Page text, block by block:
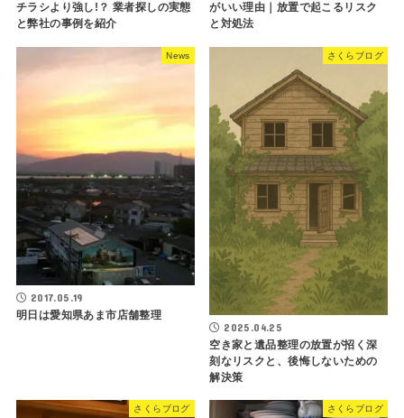
チラシより強し!？ 業者探しの実態
と弊社の事例を紹介
がいい理由｜放置で起こるリスク
と対処法
News
2017.05.19
明日は愛知県あま市店舗整理
さくらブログ
2025.04.25
空き家と遺品整理の放置が招く深
刻なリスクと、後悔しないための
解決策
さくらブログ さくらブログ